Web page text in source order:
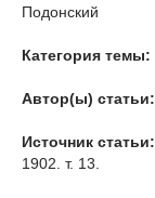
Подонский
Категория темы:
Автор(ы) статьи:
Источник статьи:
1902. т. 13.